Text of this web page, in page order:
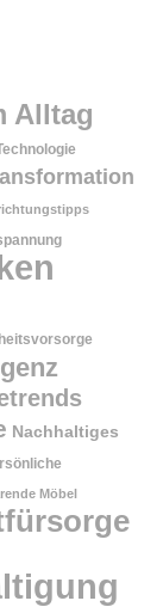
Alltag
Nachhaltiges
Möbel